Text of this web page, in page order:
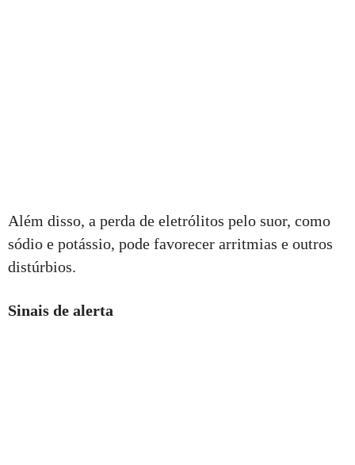
Além disso, a perda de eletrólitos pelo suor, como
sódio e potássio, pode favorecer arritmias e outros
distúrbios.
Sinais de alerta